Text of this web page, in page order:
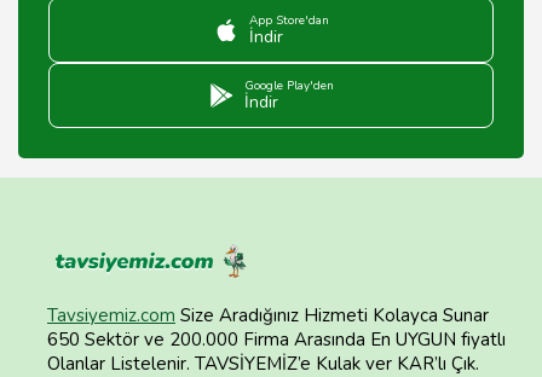
App Store'dan
İndir
Google Play'den
İndir
Tavsiyemiz.com Size Aradığınız Hizmeti Kolayca Sunar
650 Sektör ve 200.000 Firma Arasında En UYGUN fiyatlı
Olanlar Listelenir. TAVSİYEMİZ’e Kulak ver KAR’lı Çık.